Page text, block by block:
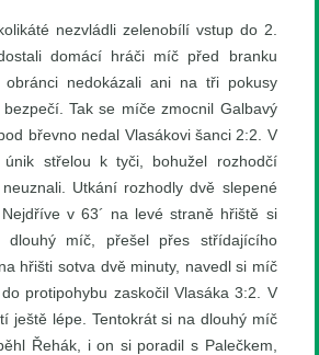
nezvládli zelenobílí vstup do 2.
domácí hráči míč před branku
obránci nedokázali ani na tři pokusy
Tak se míče zmocnil Galbavý
břevno nedal Vlasákovi šanci 2:2. V
únik střelou k tyči, bohužel rozhodčí
Utkání rozhodly dvě slepené
v 63´ na levé straně hřiště si
dlouhý míč, přešel přes střídajícího
hřišti sotva dvě minuty, navedl si míč
protipohybu zaskočil Vlasáka 3:2. V
ještě lépe. Tentokrát si na dlouhý míč
Řehák, i on si poradil s Palečkem,